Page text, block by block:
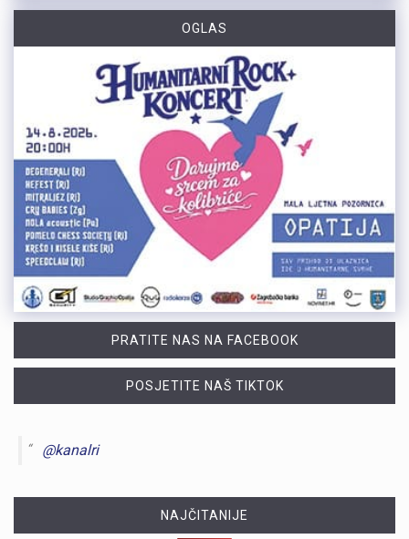
OGLAS
PRATITE NAS NA FACEBOOK
POSJETITE NAŠ TIKTOK
@kanalri
NAJČITANIJE